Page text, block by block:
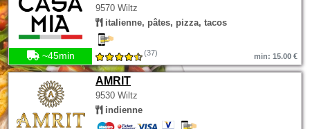
9570 Wiltz
italienne, pâtes, pizza, tacos
~45min (37) min: 15.00 €
AMRIT
9530 Wiltz
indienne